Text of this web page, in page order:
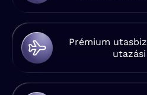
Prémium